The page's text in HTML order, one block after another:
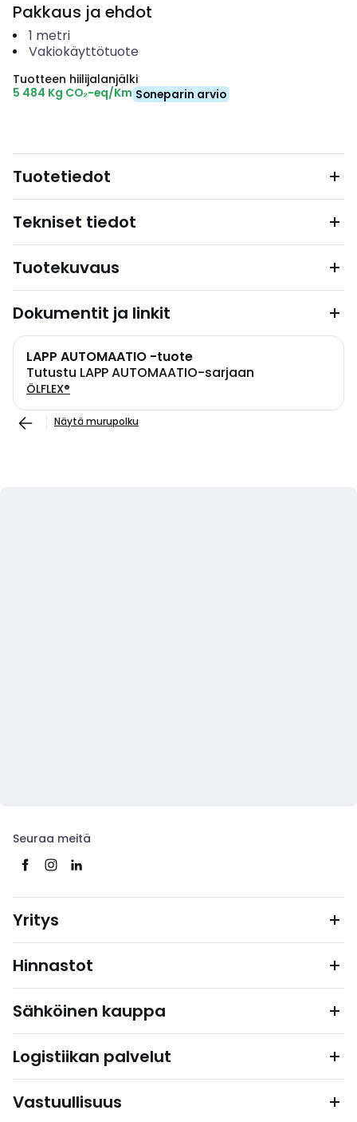
Pakkaus ja ehdot
1 metri
Vakiokäyttötuote
Tuotteen hiilijalanjälki
5 484 Kg CO₂-eq/Km Soneparin arvio
Tuotetiedot
Tekniset tiedot
Tuotekuvaus
Dokumentit ja linkit
LAPP AUTOMAATIO -tuote
Tutustu LAPP AUTOMAATIO-sarjaan
ÖLFLEX®
Näytä murupolku
Seuraa meitä
Yritys
Hinnastot
Sähköinen kauppa
Logistiikan palvelut
Vastuullisuus